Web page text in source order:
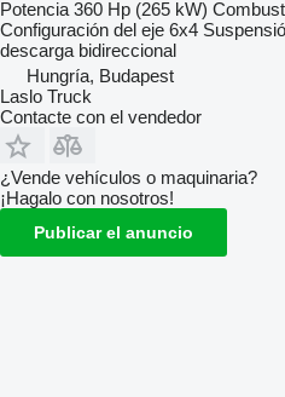
Potencia 360 Hp (265 kW)
Configuración del eje 6x4
descarga bidireccional
Hungría, Budapest
Laslo Truck
Contacte con el vendedor
¿Vende vehículos o maquinaria?
¡Hagalo con nosotros!
Publicar el anuncio